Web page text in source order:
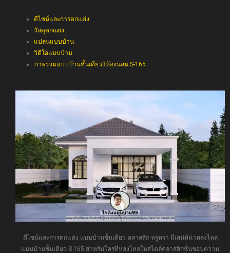
ดีไซน์และการตกแต่ง
วัสดุตกแต่ง
แปลนแบบบ้าน
วิดีโอแบบบ้าน
ภาพรวมแบบบ้านชั้นเดียว3ห้องนอน S-165
ดีไซน์และการตกแต่ง แบบบ้านชั้นเดียว คลาสสิก หรูหรา มีเสน่ห์น่าหลงไหล
แบบบ้านชั้นเดียว S-165 สำหรับใครที่หลงไหลในสไตล์คลาสสิกชื่นชอบความ